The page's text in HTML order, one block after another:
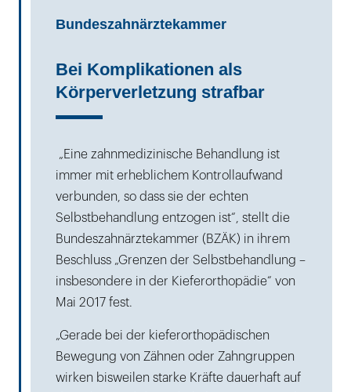
Bundeszahnärztekammer
Bei Komplikationen als
Körperverletzung strafbar
„Eine zahnmedizinische Behandlung ist
immer mit erheblichem Kontrollaufwand
verbunden, so dass sie der echten
Selbstbehandlung entzogen ist“, stellt die
Bundeszahnärztekammer (BZÄK) in ihrem
Beschluss „Grenzen der Selbstbehandlung –
insbesondere in der Kieferorthopädie“ von
Mai 2017 fest.
„Gerade bei der kieferorthopädischen
Bewegung von Zähnen oder Zahngruppen
wirken bisweilen starke Kräfte dauerhaft auf